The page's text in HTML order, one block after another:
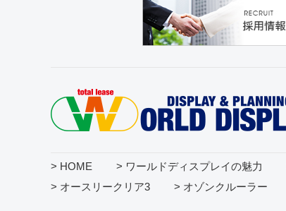
> HOME > ワールドディスプレイの魅力
> オースリークリア3
> オゾンクルーラー